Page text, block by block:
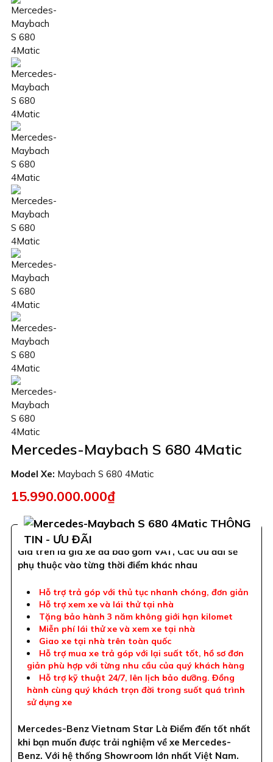
Mercedes-Maybach S 680 4Matic
Model Xe: Maybach S 680 4Matic
15.990.000.000₫
THÔNG
TIN - ƯU ĐÃI
Giá trên là giá xe đã bao gồm VAT, Các Ưu đãi sẽ
phụ thuộc vào từng thời điểm khác nhau
Hỗ trợ trả góp với thủ tục nhanh chóng, đơn giản
Hỗ trợ xem xe và lái thử tại nhà
Tặng bảo hành 3 năm không giới hạn kilomet
Miễn phí lái thử xe và xem xe tại nhà
Giao xe tại nhà trên toàn quốc
Hỗ trợ mua xe trả góp với lại suất tốt, hồ sơ đơn
giản phù hợp với từng nhu cầu của quý khách hàng
Hỗ trợ kỹ thuật 24/7, lên lịch bảo dưỡng. Đồng
hành cùng quý khách trọn đời trong suốt quá trình
sử dụng xe
Mercedes-Benz Vietnam Star Là Điểm đến tốt nhất
khi bạn muốn được trải nghiệm về xe Mercedes-
Benz. Với hệ thống Showroom lớn nhất Việt Nam.